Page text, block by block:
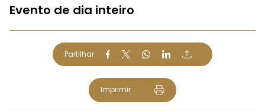
Evento de dia inteiro
Partilhar
Imprimir